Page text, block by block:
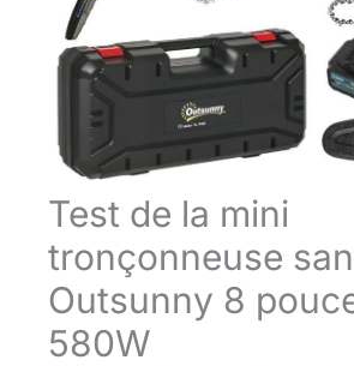
Test de la mini
tronçonneuse
Outsunny 8
580W